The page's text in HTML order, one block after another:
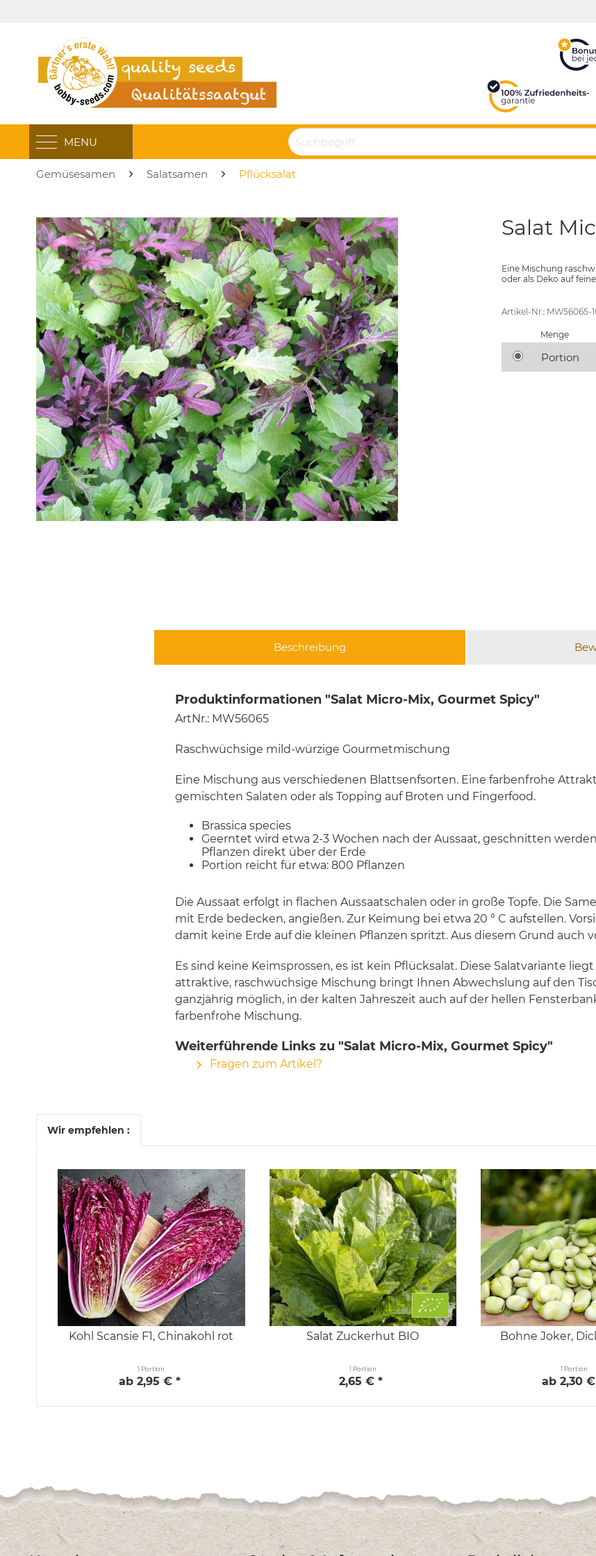
MENU
Gemüsesamen Salatsamen Pflücksalat
Salat
Eine Mischung
oder als Deko auf
Artikel-Nr.: MW56065-
Menge
Portion
Beschreibung
Produktinformationen "Salat Micro-Mix, Gourmet Spicy"
ArtNr.: MW56065
Raschwüchsige mild-würzige Gourmetmischung
Eine Mischung aus verschiedenen Blattsenfsorten. Eine farbenfrohe
gemischten Salaten oder als Topping auf Broten und Fingerfood.
Brassica species
Geerntet wird etwa 2-3 Wochen nach der Aussaat, geschnitten
Pflanzen direkt über der Erde
Portion reicht für etwa: 800 Pflanzen
Die Aussaat erfolgt in flachen Aussaatschalen oder in große Töpfe. Die
mit Erde bedecken, angießen. Zur Keimung bei etwa 20 ° C aufstellen.
damit keine Erde auf die kleinen Pflanzen spritzt. Aus diesem Grund auch
Es sind keine Keimsprossen, es ist kein Pflücksalat. Diese Salatvariante
attraktive, raschwüchsige Mischung bringt Ihnen Abwechslung auf den
ganzjährig möglich, in der kalten Jahreszeit auch auf der hellen
farbenfrohe Mischung.
Weiterführende Links zu "Salat Micro-Mix, Gourmet Spicy"
Fragen zum Artikel?
Wir empfehlen :
Kohl Scansie F1, Chinakohl rot
1 Portion
ab 2,95 € *
Salat Zuckerhut BIO
1 Portion
2,65 € *
Bohne Joker,
1 Portion
ab 2,30